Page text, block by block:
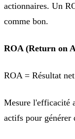
actionnaires. Un
comme bon.
ROA (Return on
ROA = Résultat
Mesure l'efficacité
actifs pour générer